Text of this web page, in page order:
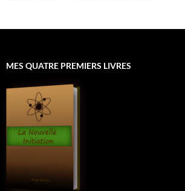
MES QUATRE PREMIERS LIVRES